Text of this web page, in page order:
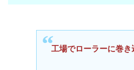
工場でローラーに巻き